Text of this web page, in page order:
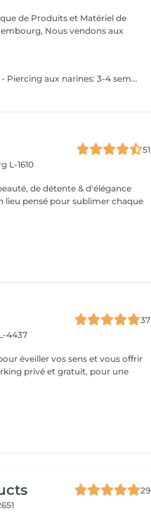
de Produits et Matériel de
vendons aux
Temps de guérison* par piercings - Piercing aux narines: 3-4 semaines - Piercing septum: 4-8 semaines *Notez également qu'il est indispensable de réaliser les soins quotidiennement pour que la cicatrisation se fasse dans les meilleures conditions. *La guérison est différente d'une personne à l'autre **Si vous êtes mineur, l'autorisation parentale est obligatoire.
51
L-1610
de détente & d'élégance
lieu pensé pour sublimer chaque
37
4437
éveiller vos sens et vous offrir
29